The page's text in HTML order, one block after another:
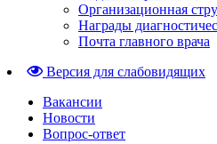
Организационная
Награды
Почта главного врача
Версия для слабовидящих
Вакансии
Новости
Вопрос-ответ